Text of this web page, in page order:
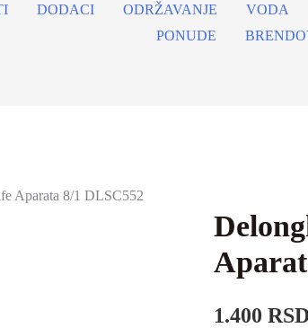
DODACI ODRŽAVANJE VODA
PONUDE
Aparata 8/1 DLSC552
1.400